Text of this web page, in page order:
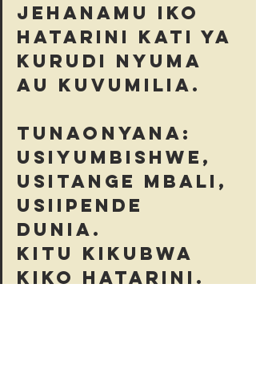
Jehanamu iko
hatarini kati ya
kurudi nyuma
au kuvumilia.
Tunaonyana:
Usiyumbishwe,
usitange mbali,
usiipende
dunia.
Kitu kikubwa
kiko hatarini.